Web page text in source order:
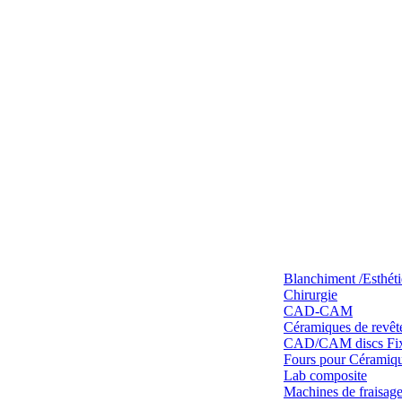
Blanchiment /
Chirurgie
CAD-CAM
Céramiques de
CAD/CAM discs
Fours pour
Lab composite
Machines de